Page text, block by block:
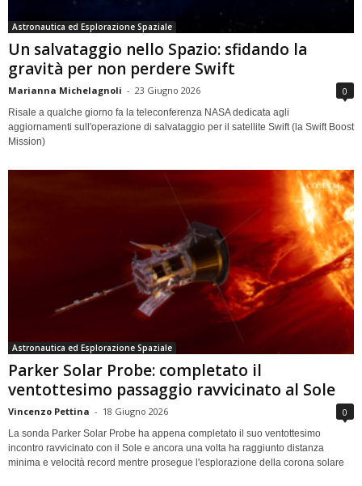
Astronautica ed Esplorazione Spaziale
Un salvataggio nello Spazio: sfidando la
gravità per non perdere Swift
Marianna Michelagnoli - 23 Giugno 2026 0
Risale a qualche giorno fa la teleconferenza NASA dedicata agli
aggiornamenti sull'operazione di salvataggio per il satellite Swift (la Swift Boost
Mission)
Astronautica ed Esplorazione Spaziale
Parker Solar Probe: completato il
ventottesimo passaggio ravvicinato al Sole
Vincenzo Pettina - 18 Giugno 2026 0
La sonda Parker Solar Probe ha appena completato il suo ventottesimo
incontro ravvicinato con il Sole e ancora una volta ha raggiunto distanza
minima e velocità record mentre prosegue l'esplorazione della corona solare